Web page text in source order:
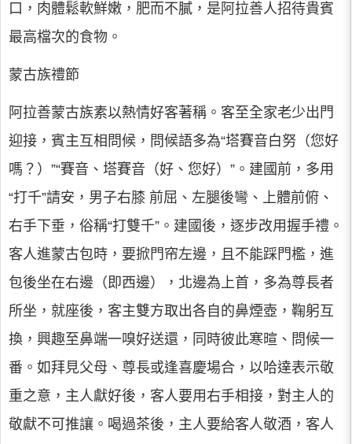
口，肉體鬆軟鮮嫩，肥而不膩，是阿拉善人招待貴賓
最高檔次的食物。
蒙古族禮節
阿拉善蒙古族素以熱情好客著稱。客至全家老少出門
迎接，賓主互相問候，問候語多為“塔賽音白努（您好
嗎？）”“賽音、塔賽音（好、您好）”。建國前，多用
“打千”請安，男子右膝 前屈、左腿後彎、上體前俯、
右手下垂，俗稱“打雙千”。建國後，逐步改用握手禮。
客人進蒙古包時，要掀門帘左邊，且不能踩門檻，進
包後坐在右邊（即西邊），北邊為上首，多為尊長者
所坐，就座後，客主雙方取出各自的鼻煙壺，鞠躬互
換，興趣至鼻端一嗅好送還，同時彼此寒暄、問候一
番。如拜見父母、尊長或逢喜慶場合，以哈達表示敬
重之意，主人獻好後，客人要用右手相接，對主人的
敬獻不可推讓。喝過茶後，主人要給客人敬酒，客人